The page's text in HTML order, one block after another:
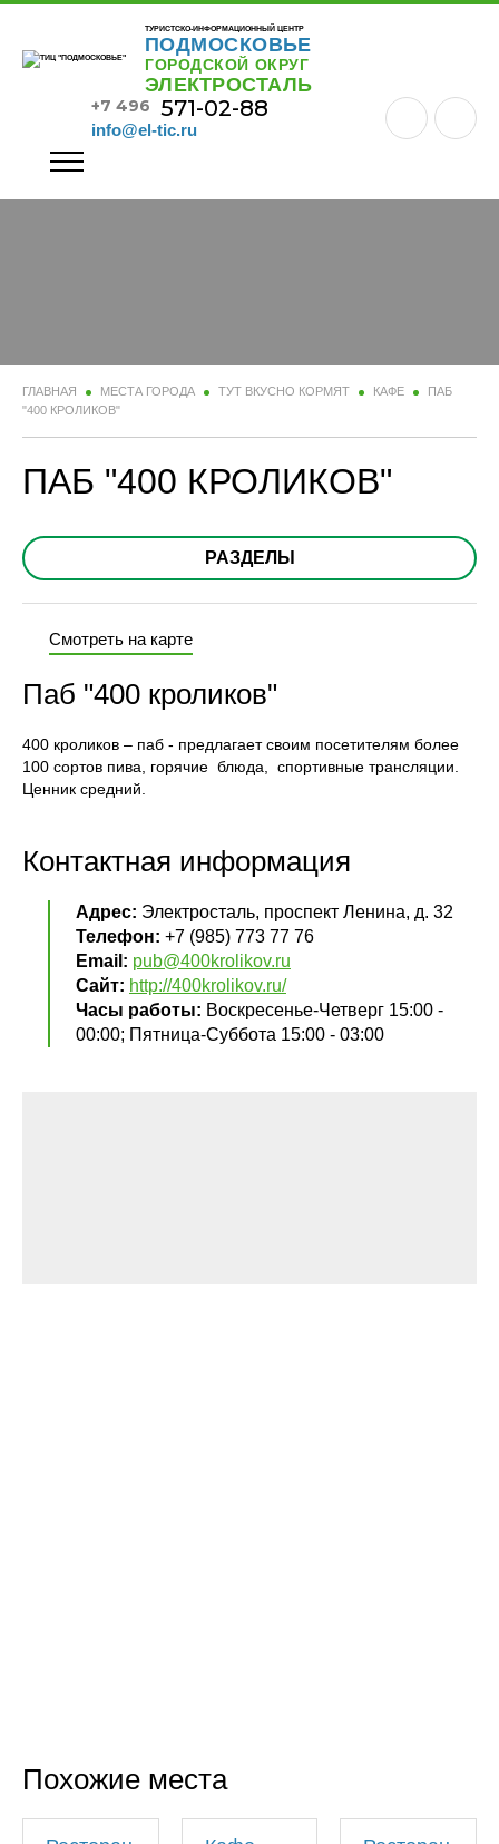
ТУРИСТСКО-ИНФОРМАЦИОННЫЙ ЦЕНТР
ПОДМОСКОВЬЕ
ГОРОДСКОЙ ОКРУГ
ЭЛЕКТРОСТАЛЬ
+7 496 571-02-88
info@el-tic.ru
ГЛАВНАЯ МЕСТА ГОРОДА ТУТ ВКУСНО КОРМЯТ КАФЕ
ПАБ
"400 КРОЛИКОВ"
ПАБ "400 КРОЛИКОВ"
РАЗДЕЛЫ
Смотреть на карте
Паб "400 кроликов"
400 кроликов – паб - предлагает своим посетителям более
100 сортов пива, горячие блюда, спортивные трансляции.
Ценник средний.
Контактная информация
Адрес: Электросталь, проспект Ленина, д. 32
Телефон: +7 (985) 773 77 76
Email: pub@400krolikov.ru
Сайт: http://400krolikov.ru/
Часы работы: Воскресенье-Четверг 15:00 -
00:00; Пятница-Суббота 15:00 - 03:00
Похожие места